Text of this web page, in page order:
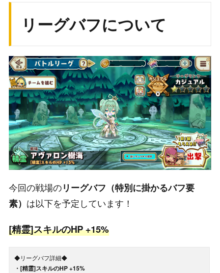
リーグバフについて
今回の戦場のリーグバフ（特別に掛かるバフ要
素） は以下を予定しています！
[精霊]スキルのHP +15%
◆リーグバフ詳細◆
・[精霊]スキルのHP +15%